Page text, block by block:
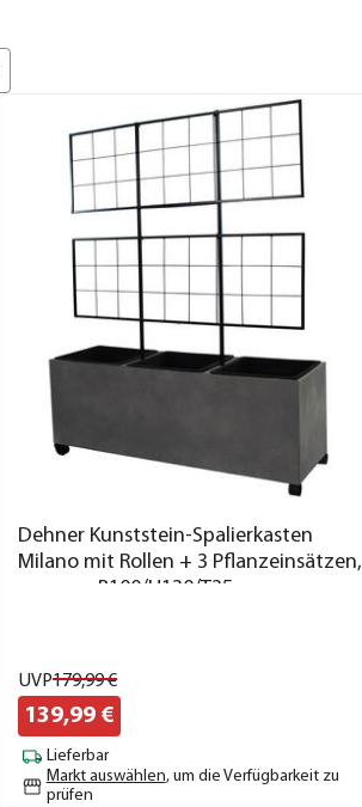
Dehner Kunststein-Spalierkasten
Milano mit Rollen + 3 Pflanzeinsätzen,
grau, ca. B100/H130/T35 cm
UVP179,99€
139,99€
Lieferbar
Markt auswählen, um die Verfügbarkeit zu
prüfen